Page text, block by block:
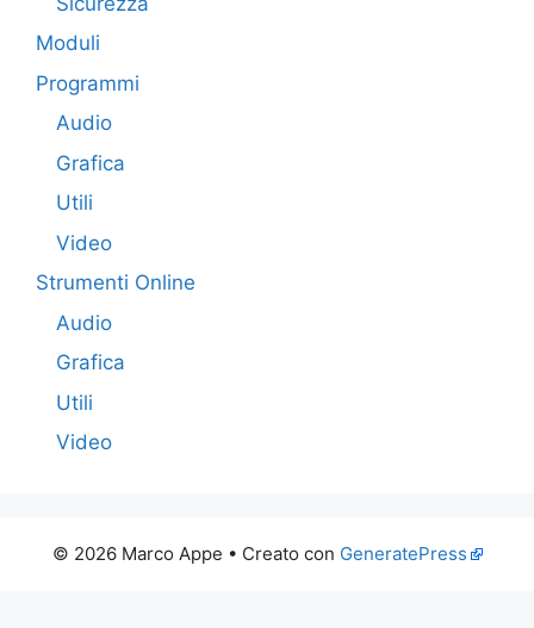
Moduli
Programmi
Audio
Grafica
Utili
Video
Strumenti Online
Audio
Grafica
Utili
Video
© 2026 Marco Appe • Creato con GeneratePress